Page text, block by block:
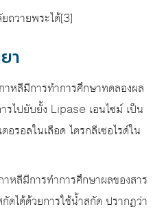
ถวายพระได้[3]
า
หลีมีการทำการศึกษาทดลองผล
รไปยับยั้ง Lipase เอนไซม์ เป็น
อรอลในเลือด ไตรกลีเซอไรด์ใน
หลีมีการทำการศึกษาผลของสาร
ได้ด้วยการใช้น้ำสกัด ปรากฏว่า